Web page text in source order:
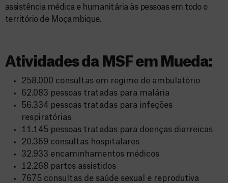
assistência médica e humanitária às pessoas em todo o
território de Moçambique.
Atividades da MSF em Mueda:
258.000 consultas em regime de ambulatório
62.083 pessoas tratadas para malária
56.334 pessoas tratadas para infeções
respiratórias
11.145 pessoas tratadas para doenças diarreicas
20.369 consultas hospitalares
32.933 encaminhamentos médicos
12.268 partos assistidos
7675 consultas de saúde sexual e reprodutiva